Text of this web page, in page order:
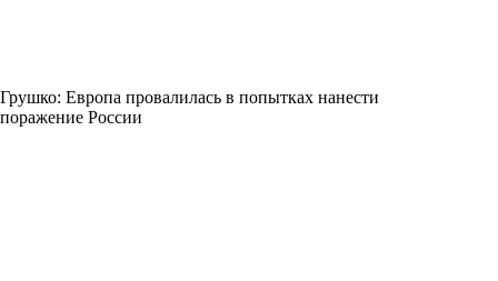
Грушко: Европа провалилась в попытках нанести
поражение России